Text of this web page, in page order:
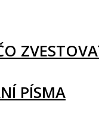
PÍSMA